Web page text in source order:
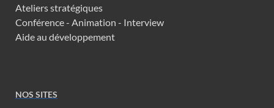
Ateliers stratégiques
Conférence - Animation - Interview
Aide au développement
NOS SITES